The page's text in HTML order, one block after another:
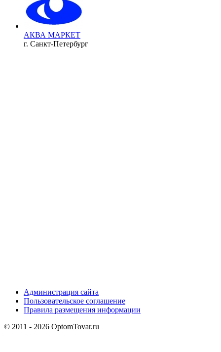
АКВА МАРКЕТ
г. Санкт-Петербург
Администрация сайта
Пользовательское соглашение
Правила размещения информации
© 2011 - 2026 OptomTovar.ru